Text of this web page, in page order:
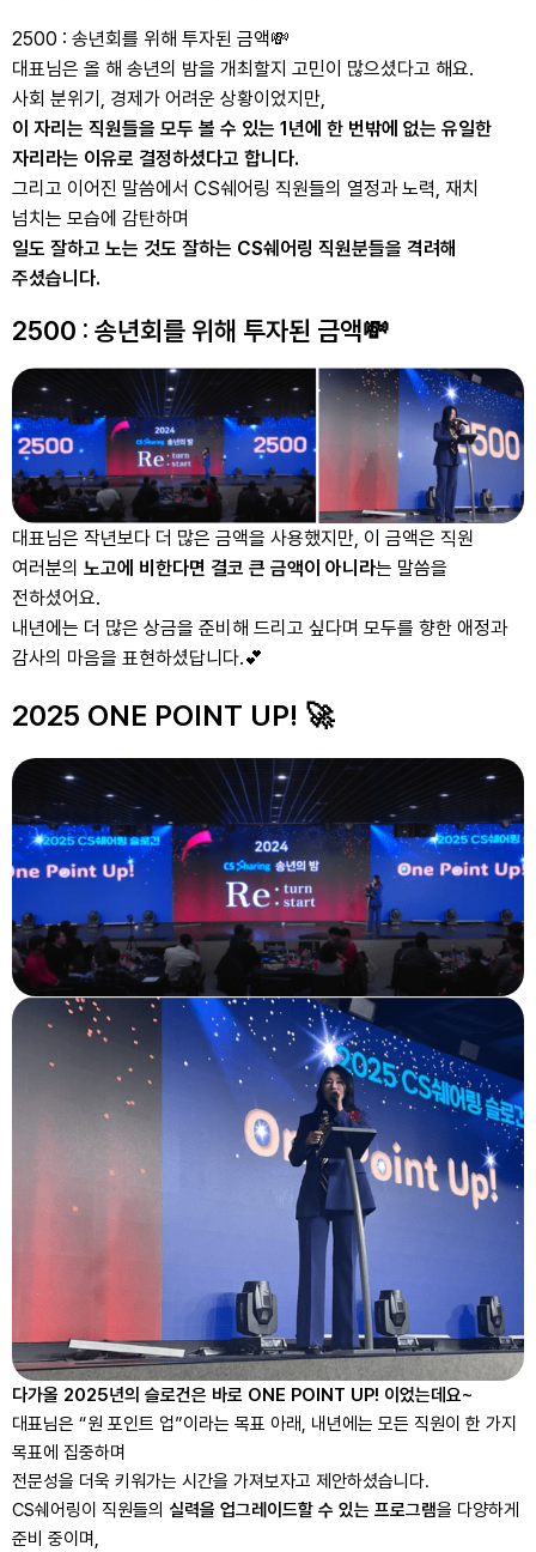
2500 : 송년회를 위해 투자된 금액💸
대표님은 올 해 송년의 밤을 개최할지 고민이 많으셨다고 해요.
사회 분위기, 경제가 어려운 상황이었지만,
이 자리는 직원들을 모두 볼 수 있는 1년에 한 번밖에 없는 유일한
자리라는 이유로 결정하셨다고 합니다.
그리고 이어진 말씀에서 CS쉐어링 직원들의 열정과 노력, 재치
넘치는 모습에 감탄하며
일도 잘하고 노는 것도 잘하는 CS쉐어링 직원분들을 격려해
주셨습니다.
2500 : 송년회를 위해 투자된 금액💸
대표님은 작년보다 더 많은 금액을 사용했지만, 이 금액은 직원
여러분의 노고에 비한다면 결코 큰 금액이 아니라는 말씀을
전하셨어요.
내년에는 더 많은 상금을 준비해 드리고 싶다며 모두를 향한 애정과
감사의 마음을 표현하셨답니다.💕
2025 ONE POINT UP! 🚀
다가올 2025년의 슬로건은 바로 ONE POINT UP! 이었는데요~
대표님은 “원 포인트 업”이라는 목표 아래, 내년에는 모든 직원이 한 가지
목표에 집중하며
전문성을 더욱 키워가는 시간을 가져보자고 제안하셨습니다.
CS쉐어링이 직원들의 실력을 업그레이드할 수 있는 프로그램을 다양하게
준비 중이며,